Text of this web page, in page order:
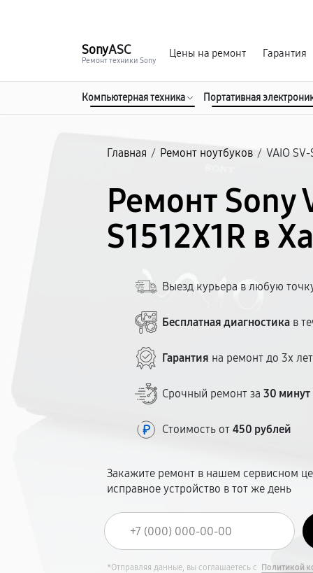
SonyASC
Ремонт техники Sony
Цены на ремонт Гарантия
Компьютерная техника Портативная
Главная / Ремонт ноутбуков / VAIO SV-
Ремонт Sony
S1512X1R в
Выезд курьера в любую
Бесплатная диагностика в
Гарантия на ремонт до 3х лет
Срочный ремонт за30 минут
Стоимость от450 рублей
Закажите ремонт в нашем сервисном
исправное устройство в тот же день
*Отправляя данные, вы соглашаетесь с Политикой